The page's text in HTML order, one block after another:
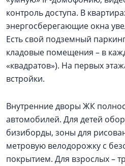
контроль доступа. В
энергосберегающие окна
Есть свой подземный
кладовые помещения – в
«квадратов»). На первых
встройки.
Внутренние дворы ЖК
автомобилей. Для детей
бизиборды, зоны для
метровую велодорожку с
покрытием. Для взрослых –